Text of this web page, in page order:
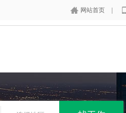
网站首页